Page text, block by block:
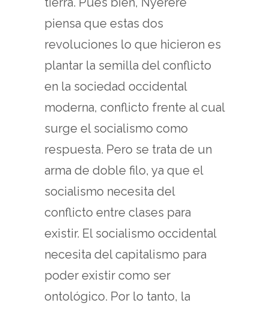
piensa que estas dos
revoluciones lo que hicieron es
plantar la semilla del conflicto
en la sociedad occidental
moderna, conflicto frente al cual
surge el socialismo como
respuesta. Pero se trata de un
arma de doble filo, ya que el
socialismo necesita del
conflicto entre clases para
existir. El socialismo occidental
necesita del capitalismo para
poder existir como ser
ontológico. Por lo tanto, la